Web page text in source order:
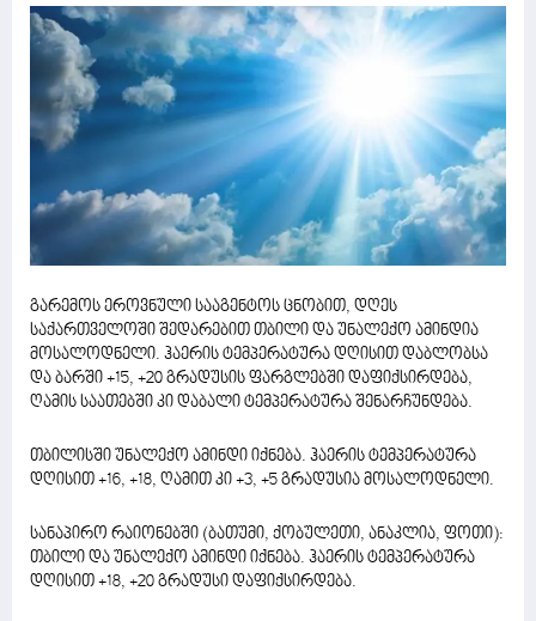
გარემოს ეროვნული სააგენტოს ცნობით, დღეს
საქართველოში შედარებით თბილი და უნალექო ამინდია
მოსალოდნელი. ჰაერის ტემპერატურა დღისით დაბლობსა
და ბარში +15, +20 გრადუსის ფარგლებში დაფიქსირდება,
ღამის საათებში კი დაბალი ტემპერატურა შენარჩუნდება.
თბილისში უნალექო ამინდი იქნება. ჰაერის ტემპერატურა
დღისით +16, +18, ღამით კი +3, +5 გრადუსია მოსალოდნელი.
სანაპირო რაიონებში (ბათუმი, ქობულეთი, ანაკლია, ფოთი):
თბილი და უნალექო ამინდი იქნება. ჰაერის ტემპერატურა
დღისით +18, +20 გრადუსი დაფიქსირდება.